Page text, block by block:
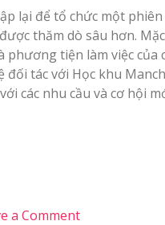
lại để tổ chức một
thăm dò sâu hơn.
phương tiện làm việc
đối tác với Học khu
các nhu cầu và cơ hội
a Comment